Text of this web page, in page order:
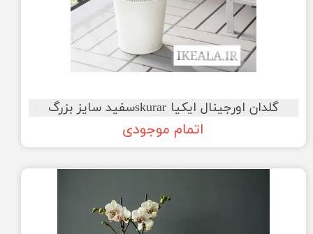
گلدان اورجینال ایکیا skurarسفید سایز بزرگ
اتمام موجودی